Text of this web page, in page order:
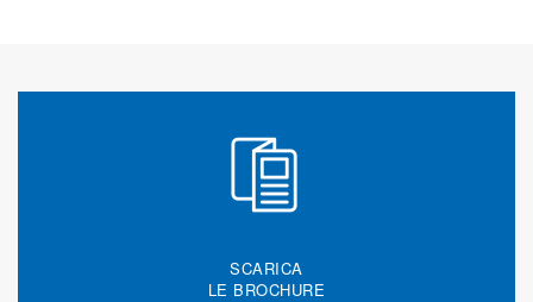
SCARICA
LE BROCHURE